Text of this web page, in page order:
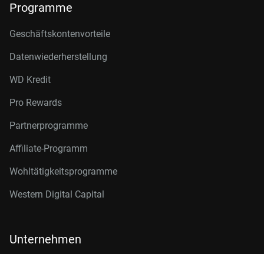
Programme
Geschäftskontenvorteile
Datenwiederherstellung
WD Kredit
Pro Rewards
Partnerprogramme
Affiliate-Programm
Wohltätigkeitsprogramme
Western Digital Capital
Unternehmen